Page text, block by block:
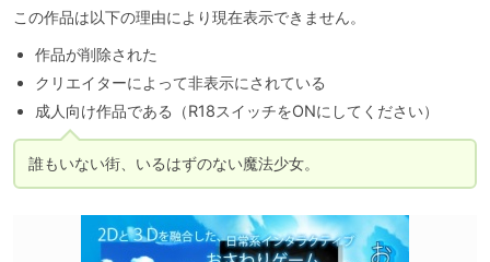
この作品は以下の理由により現在表示できません。
作品が削除された
クリエイターによって非表示にされている
成人向け作品である（R18スイッチをONにしてください）
誰もいない街、いるはずのない魔法少女。